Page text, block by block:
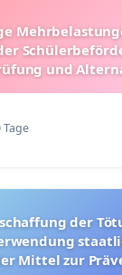
und
Mittel zur